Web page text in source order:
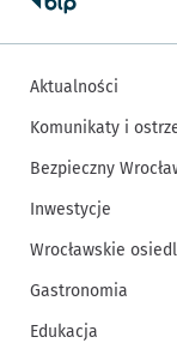
Aktualności
Komunikaty i
Bezpieczny
Inwestycje
Wrocławskie
Gastronomia
Edukacja